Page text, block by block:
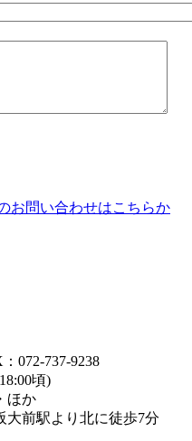
072-737-9238
頃)
ほか
大前駅より北に徒歩7分